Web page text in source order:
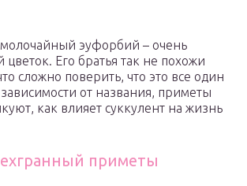
эуфорбий – очень
Его братья так не похожи
сложно поверить, что это все один
от названия, приметы
как влияет суккулент на жизнь
приметы